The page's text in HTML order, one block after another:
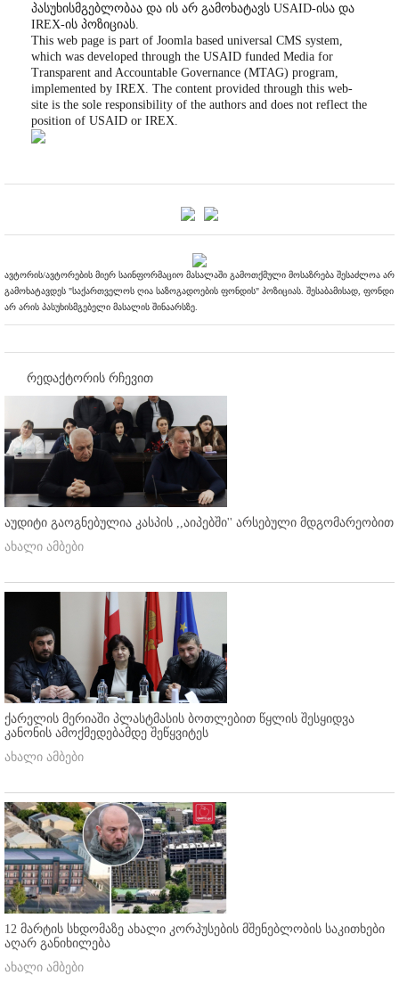
პასუხისმგებლობაა და ის არ გამოხატავს USAID-ისა და
IREX-ის პოზიციას.
This web page is part of Joomla based universal CMS system,
which was developed through the USAID funded Media for
Transparent and Accountable Governance (MTAG) program,
implemented by IREX. The content provided through this web-
site is the sole responsibility of the authors and does not reflect the
position of USAID or IREX.
ავტორის/ავტორების მიერ საინფორმაციო მასალაში გამოთქმული მოსაზრება შესაძლოა არ
გამოხატავდეს "საქართველოს ღია საზოგადოების ფონდის" პოზიციას. შესაბამისად, ფონდი
არ არის პასუხისმგებელი მასალის შინაარსზე.
რედაქტორის რჩევით
აუდიტი გაოგნებულია კასპის ,,აიპებში'' არსებული მდგომარეობით
ახალი ამბები
ქარელის მერიაში პლასტმასის ბოთლებით წყლის შესყიდვა
კანონის ამოქმედებამდე შეწყვიტეს
ახალი ამბები
12 მარტის სხდომაზე ახალი კორპუსების მშენებლობის საკითხები
აღარ განიხილება
ახალი ამბები